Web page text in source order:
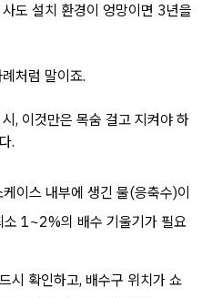
도 설치 환경이 엉망이면 3년을
처럼 말이죠.
시, 이것만은 목숨 걸고 지켜야 하
.
케이스 내부에 생긴 물(응축수)이
소 1~2%의 배수 기울기가 필요
시 확인하고, 배수구 위치가 쇼